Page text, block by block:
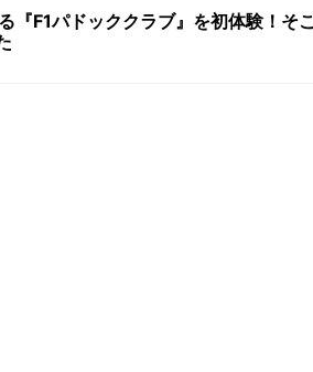
『F1パドッククラブ』を初体験！そこ